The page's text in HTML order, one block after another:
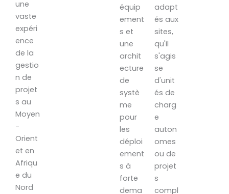
une
vaste
expéri
ence
de la
gestio
n de
projet
s au
Moyen
-
Orient
et en
Afriqu
e du
Nord
équip
ement
s et
une
archit
ecture
de
systè
me
pour
les
déploi
ement
s à
forte
dema
adapt
és aux
sites,
qu'il
s'agis
se
d'unit
és de
charg
e
auton
omes
ou de
projet
s
compl